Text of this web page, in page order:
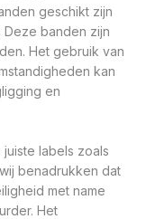
geschikt zijn
banden zijn
Het gebruik van
kan
en
labels zoals
benadrukken dat
met name
Het